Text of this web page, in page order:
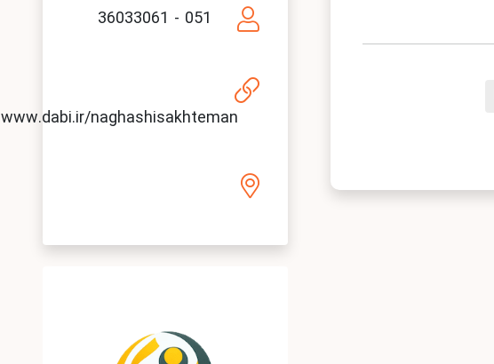
051 - 36033061
www.dabi.ir/naghashisakhteman